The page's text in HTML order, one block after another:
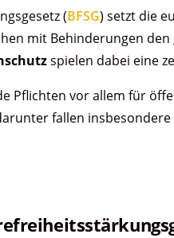
(BFSG) setzt die
mit Behinderungen
spielen dabei eine
Pflichten vor allem für
fallen